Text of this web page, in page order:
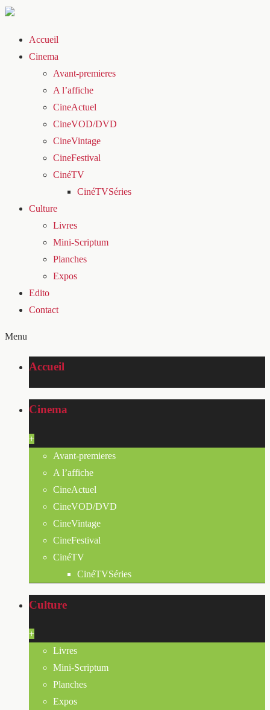
Accueil
Cinema
Avant-premieres
A l’affiche
CineActuel
CineVOD/DVD
CineVintage
CineFestival
CinéTV
CinéTVSéries
Culture
Livres
Mini-Scriptum
Planches
Expos
Edito
Contact
Menu
Accueil
Cinema
+
Avant-premieres
A l’affiche
CineActuel
CineVOD/DVD
CineVintage
CineFestival
CinéTV
CinéTVSéries
Culture
+
Livres
Mini-Scriptum
Planches
Expos